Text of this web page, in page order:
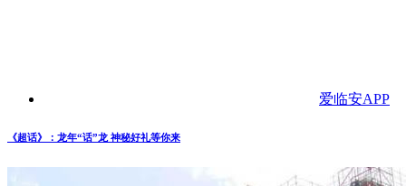
爱临安APP
《超话》：龙年“话”龙 神秘好礼等你来